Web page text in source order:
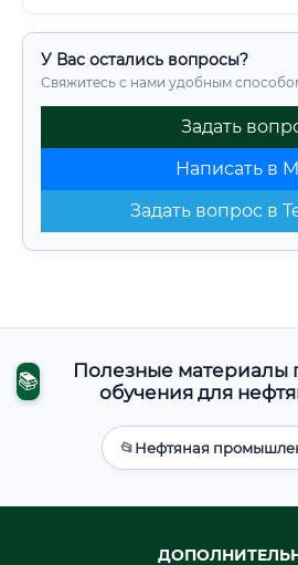
У Вас остались вопросы?
Свяжитесь с нами удобным
Задать
Написать в
Задать вопрос в
📚
Полезные материалы
обучения для
📂Нефтяная